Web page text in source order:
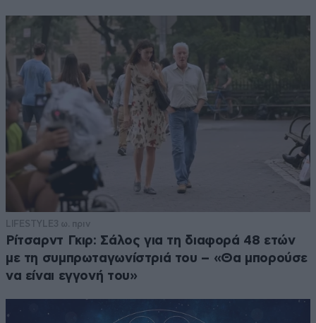
LIFESTYLE3 ω. πριν
Ρίτσαρντ Γκιρ: Σάλος για τη διαφορά 48 ετών
με τη συμπρωταγωνίστριά του – «Θα μπορούσε
να είναι εγγονή του»